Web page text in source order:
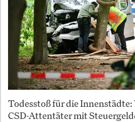
Todesstoß für die Innenstädte:
CSD-Attentäter mit